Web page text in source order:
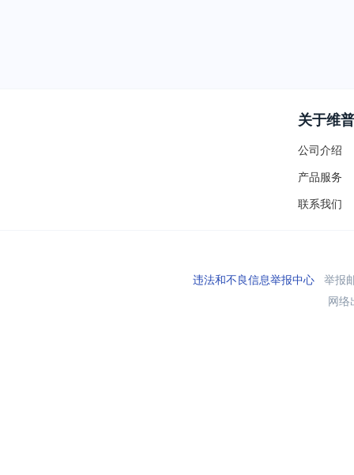
关于维普
公司介绍
产品服务
联系我们
违法和不良信息举报中心举报
网